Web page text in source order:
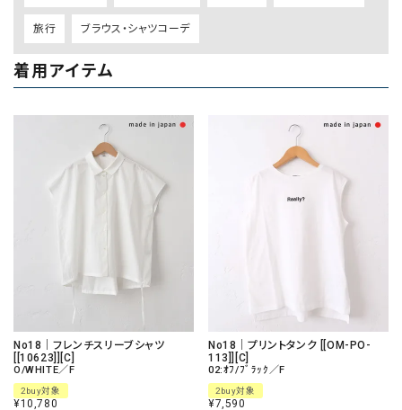
旅行 ブラウス・シャツコーデ
着用アイテム
No18｜フレンチスリーブシャツ
[[10623]][C]
O/WHITE／F
2buy対象
¥10,780
No18｜プリントタンク [[OM-PO-
113]][C]
02:ｵﾌ/ﾌﾞﾗｯｸ／F
2buy対象
¥7,590